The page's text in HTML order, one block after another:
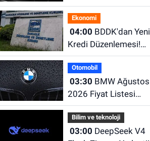
Açıklandı! İşte A3, A5,
A6, Q Serisi ve e-tron
Modellerinin Güncel
Fiyatları
Ekonomi
04:00
Kredi Düzenlemesi!
Limitler Düşürüldü,
Uyum İçin Tarih Verildi
Otomobil
03:30
2026 Fiyat Listesi
Açıklandı! İşte Güncel
Fiyatlar
Bilim ve teknoloji
03:00